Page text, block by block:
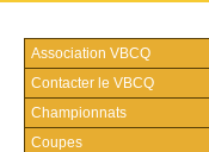
Association VBCQ
Contacter le VBCQ
Championnats
Coupes